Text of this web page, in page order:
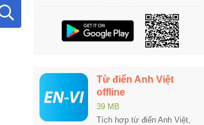
Từ điển Anh Việt
offline
39 MB
Tích hợp từ điển Anh Việt,